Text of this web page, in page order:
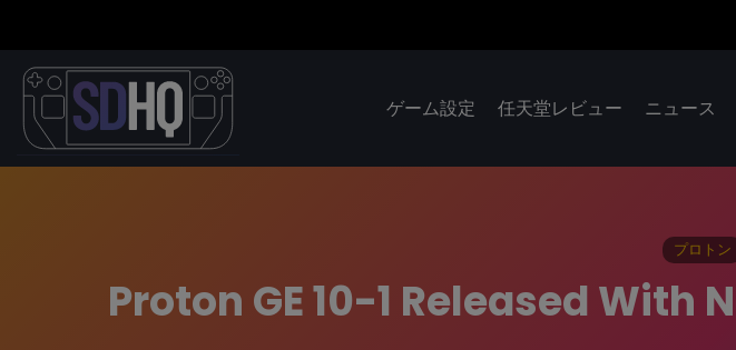
ゲーム設定 任天堂レビュー ニュース
プロトン
Proton GE 10-1 Released With